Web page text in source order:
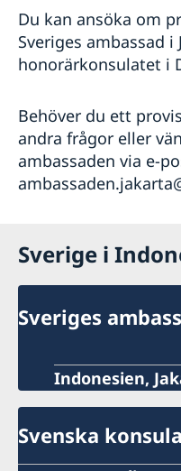
Du kan ansöka om
Sveriges ambassad i
honorärkonsulatet i
Behöver du ett
andra frågor eller
ambassaden via e-
Sverige i
Sveriges
Indonesien,
Svenska